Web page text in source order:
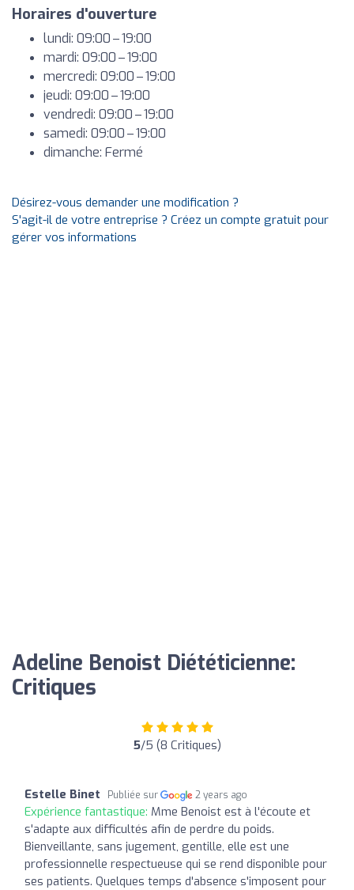
Horaires d'ouverture
lundi: 09:00 – 19:00
mardi: 09:00 – 19:00
mercredi: 09:00 – 19:00
jeudi: 09:00 – 19:00
vendredi: 09:00 – 19:00
samedi: 09:00 – 19:00
dimanche: Fermé
Désirez-vous demander une modification ?
S'agit-il de votre entreprise ? Créez un compte gratuit pour
gérer vos informations
Adeline Benoist Diététicienne:
Critiques
5/5 (8 Critiques)
Estelle Binet Publiée sur 2 years ago
Expérience fantastique: Mme Benoist est à l'écoute et
s'adapte aux difficultés afin de perdre du poids.
Bienveillante, sans jugement, gentille, elle est une
professionnelle respectueuse qui se rend disponible pour
ses patients. Quelques temps d'absence s'imposent pour